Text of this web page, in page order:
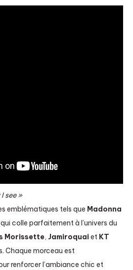
see »
emblématiques tels que Madonna
colle parfaitement à l’univers du
Morissette, Jamiroquaiet KT
Chaque morceau est
renforcer l’ambiance chic et